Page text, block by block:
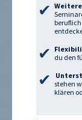
du den
stehen
klären